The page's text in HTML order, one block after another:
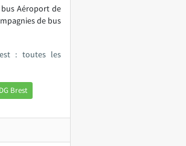
Aéroport de
de bus
: toutes les
Brest